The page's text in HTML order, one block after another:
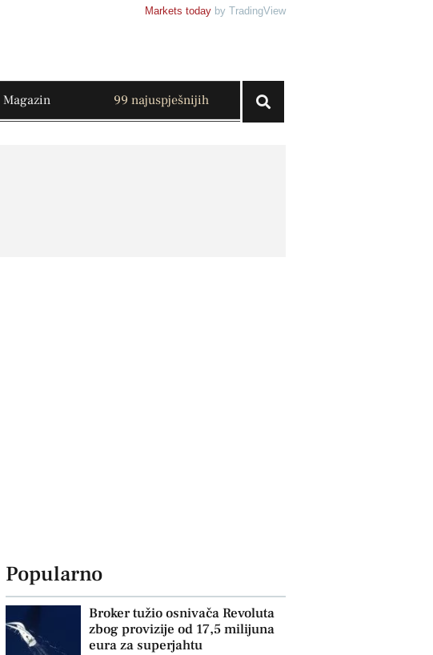
Markets today by TradingView
Magazin 99 najuspješnijih
Popularno
Broker tužio osnivača Revoluta
zbog provizije od 17,5 milijuna
eura za superjahtu